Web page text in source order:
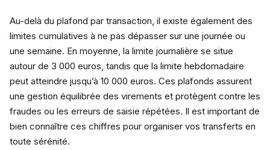
Au-delà du plafond par transaction, il existe également des
limites cumulatives à ne pas dépasser sur une journée ou
une semaine. En moyenne, la limite journalière se situe
autour de 3 000 euros, tandis que la limite hebdomadaire
peut atteindre jusqu’à 10 000 euros. Ces plafonds assurent
une gestion équilibrée des virements et protègent contre les
fraudes ou les erreurs de saisie répétées. Il est important de
bien connaître ces chiffres pour organiser vos transferts en
toute sérénité.